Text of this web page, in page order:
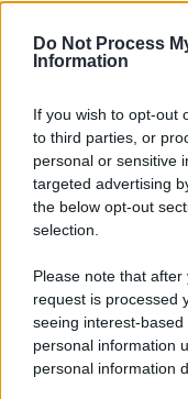
Do Not Process
Information
If you wish to opt-out
to third parties, or
personal or sensitive
targeted advertising
the below opt-out
selection.
Please note that
request is processed
seeing interest-based
personal information
personal information
TRE QUELLI RIMINESI
Bando hub
aumenta le
tutti i progetti
diRedazione